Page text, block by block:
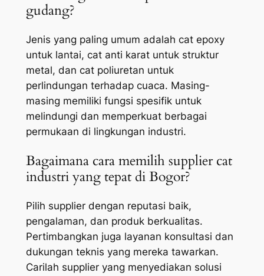
gudang?
Jenis yang paling umum adalah cat epoxy
untuk lantai, cat anti karat untuk struktur
metal, dan cat poliuretan untuk
perlindungan terhadap cuaca. Masing-
masing memiliki fungsi spesifik untuk
melindungi dan memperkuat berbagai
permukaan di lingkungan industri.
Bagaimana cara memilih supplier cat
industri yang tepat di Bogor?
Pilih supplier dengan reputasi baik,
pengalaman, dan produk berkualitas.
Pertimbangkan juga layanan konsultasi dan
dukungan teknis yang mereka tawarkan.
Carilah supplier yang menyediakan solusi